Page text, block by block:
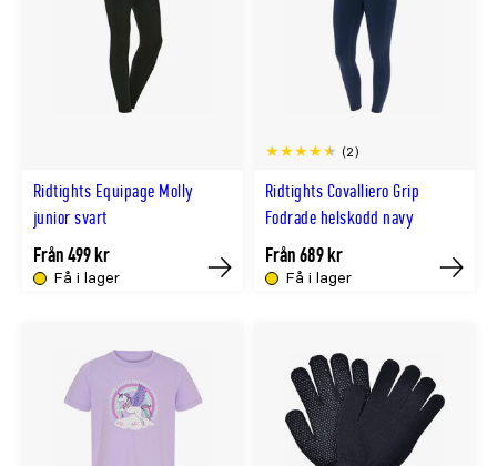
Ridtights Equipage Molly
junior svart
Få i lager
Från 499 kr
Köp
Ridtights Covalliero Grip
Fodrade helskodd navy
(2)
Få i lager
Från 689 kr
Köp